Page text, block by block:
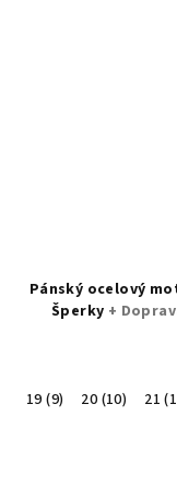
Pánský ocelový
Šperky +
19 (9) 20 (10)
21